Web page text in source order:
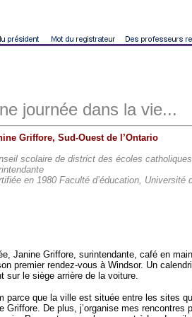
journée dans la vie...
Griffore, Sud-Ouest de l’Ontario
scolaire de district des écoles
en 1980 Faculté d’éducation, Université
Janine Griffore, surintendante, café en
premier rendez-vous à Windsor. Un
sur le siège arrière de la voiture.
parce que la ville est située entre les sites
Griffore. De plus, j’organise mes rencontres